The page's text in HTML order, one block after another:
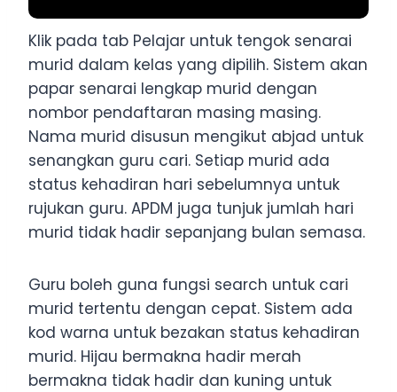
Klik pada tab Pelajar untuk tengok senarai
murid dalam kelas yang dipilih. Sistem akan
papar senarai lengkap murid dengan
nombor pendaftaran masing masing.
Nama murid disusun mengikut abjad untuk
senangkan guru cari. Setiap murid ada
status kehadiran hari sebelumnya untuk
rujukan guru. APDM juga tunjuk jumlah hari
murid tidak hadir sepanjang bulan semasa.
Guru boleh guna fungsi search untuk cari
murid tertentu dengan cepat. Sistem ada
kod warna untuk bezakan status kehadiran
murid. Hijau bermakna hadir merah
bermakna tidak hadir dan kuning untuk